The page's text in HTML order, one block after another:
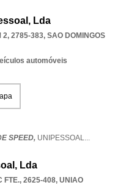
Lda
2, 2785-383, SAO DOMINGOS
automóveis
SPEED, UNIPESSOAL...
Lda
FTE., 2625-408, UNIAO